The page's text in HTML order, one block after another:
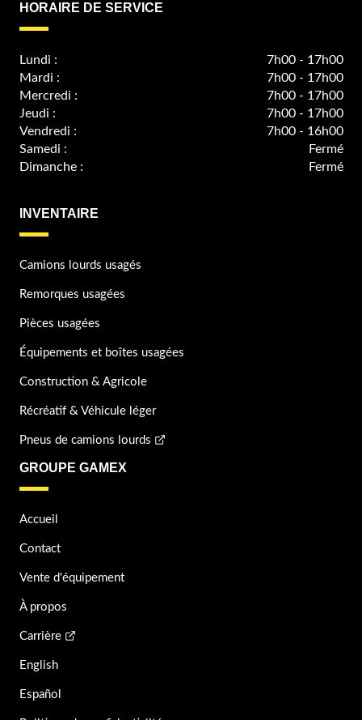
HORAIRE DE SERVICE
Lundi :
7h00 - 17h00
Mardi :
7h00 - 17h00
Mercredi :
7h00 - 17h00
Jeudi :
7h00 - 17h00
Vendredi :
7h00 - 16h00
Samedi :
Fermé
Dimanche :
Fermé
INVENTAIRE
Camions lourds usagés
Remorques usagées
Pièces usagées
Équipements et boîtes usagées
Construction & Agricole
Récréatif & Véhicule léger
Pneus de camions lourds
GROUPE GAMEX
Accueil
Contact
Vente d'équipement
À propos
Carrière
English
Español